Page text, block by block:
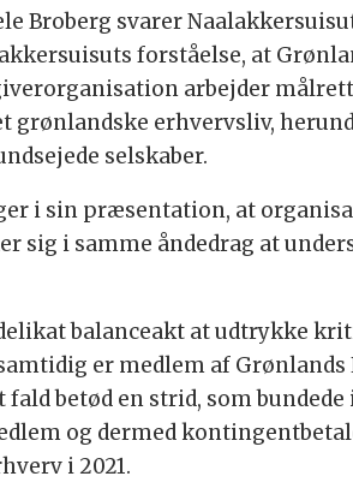
Broberg svarer
forståelse, at
arbejder
grønlandske erhvervsliv,
selskaber.
i sin præsentation, at
sig i samme åndedrag at
balanceakt at udtrykke
er medlem af Grønlands
fald betød en strid, som
og dermed
i 2021.